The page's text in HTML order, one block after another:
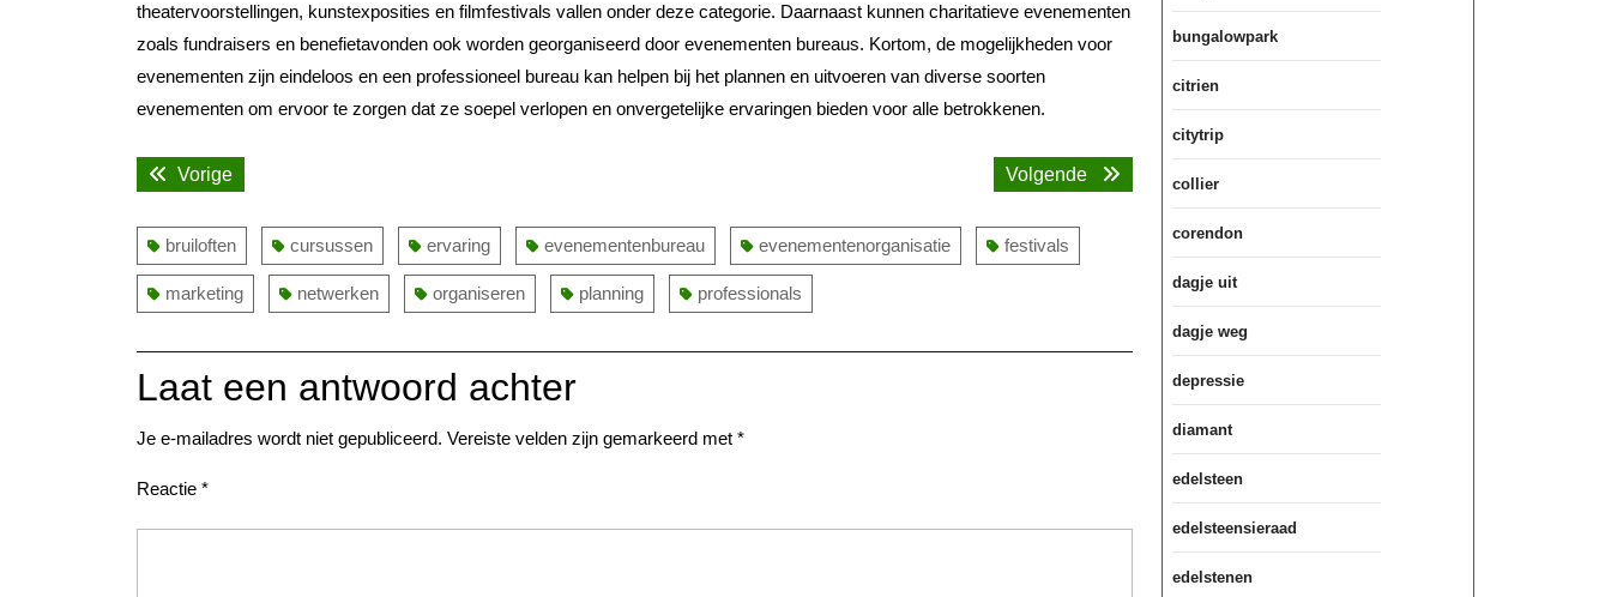
theatervoorstellingen, kunstexposities en filmfestivals vallen onder deze categorie. Daarnaast kunnen charitatieve evenementen
zoals fundraisers en benefietavonden ook worden georganiseerd door evenementen bureaus. Kortom, de mogelijkheden voor
evenementen zijn eindeloos en een professioneel bureau kan helpen bij het plannen en uitvoeren van diverse soorten
evenementen om ervoor te zorgen dat ze soepel verlopen en onvergetelijke ervaringen bieden voor alle betrokkenen.
Bericht
VorigeVorige
Volgende
Volgende
bruiloften cursussen ervaring evenementenbureau evenementenorganisatie festivals
marketing netwerken organiseren planning professionals
Laat een antwoord achter
Je e-mailadres wordt niet gepubliceerd. Vereiste velden zijn gemarkeerd met *
Reactie *
bungalowpark
citrien
citytrip
collier
corendon
dagje uit
dagje weg
depressie
diamant
edelsteen
edelsteensieraad
edelstenen